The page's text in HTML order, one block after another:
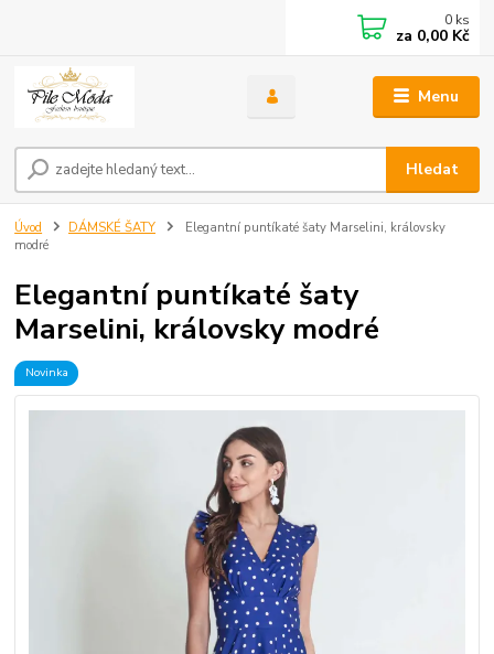
Menu
Hledat
0 ks
za 0,00 Kč
Úvod DÁMSKÉ ŠATY
Elegantní puntíkaté šaty Marselini, královsky
modré
Elegantní puntíkaté šaty
Marselini, královsky modré
Novinka